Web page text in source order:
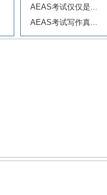
AEAS考试仅仅是...
AEAS考试写作真...